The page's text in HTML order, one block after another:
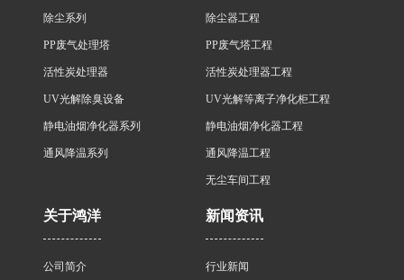
除尘系列
PP废气处理塔
活性炭处理器
UV光解除臭设备
静电油烟净化器系列
通风降温系列
除尘器工程
PP废气塔工程
活性炭处理器工程
UV光解等离子净化柜工程
静电油烟净化器工程
通风降温工程
无尘车间工程
关于鸿洋
公司简介
新闻资讯
行业新闻